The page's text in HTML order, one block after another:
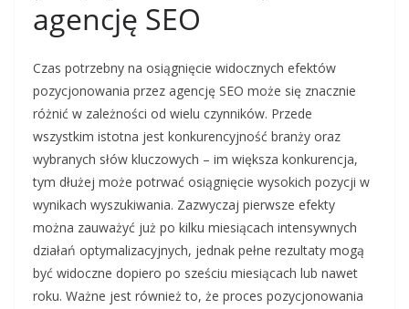
agencję SEO
Czas potrzebny na osiągnięcie widocznych efektów
pozycjonowania przez agencję SEO może się znacznie
różnić w zależności od wielu czynników. Przede
wszystkim istotna jest konkurencyjność branży oraz
wybranych słów kluczowych – im większa konkurencja,
tym dłużej może potrwać osiągnięcie wysokich pozycji w
wynikach wyszukiwania. Zazwyczaj pierwsze efekty
można zauważyć już po kilku miesiącach intensywnych
działań optymalizacyjnych, jednak pełne rezultaty mogą
być widoczne dopiero po sześciu miesiącach lub nawet
roku. Ważne jest również to, że proces pozycjonowania